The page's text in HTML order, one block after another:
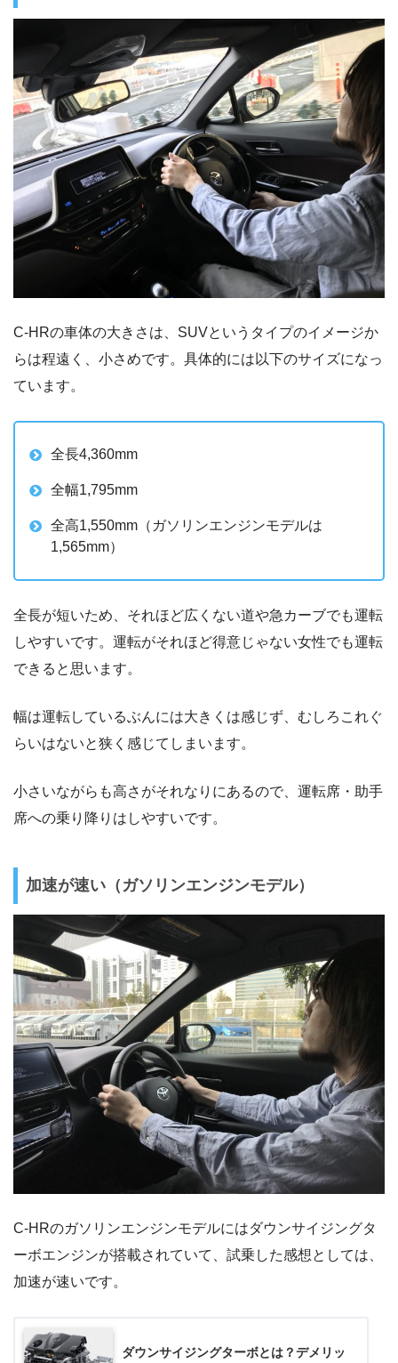
C-HRの車体の大きさは、SUVというタイプのイメージか
らは程遠く、小さめです。具体的には以下のサイズになっ
ています。
全長4,360mm
全幅1,795mm
全高1,550mm（ガソリンエンジンモデルは
1,565mm）
全長が短いため、それほど広くない道や急カーブでも運転
しやすいです。運転がそれほど得意じゃない女性でも運転
できると思います。
幅は運転しているぶんには大きくは感じず、むしろこれぐ
らいはないと狭く感じてしまいます。
小さいながらも高さがそれなりにあるので、運転席・助手
席への乗り降りはしやすいです。
加速が速い（ガソリンエンジンモデル）
C-HRのガソリンエンジンモデルにはダウンサイジングタ
ーボエンジンが搭載されていて、試乗した感想としては、
加速が速いです。
ダウンサイジングターボとは？デメリッ